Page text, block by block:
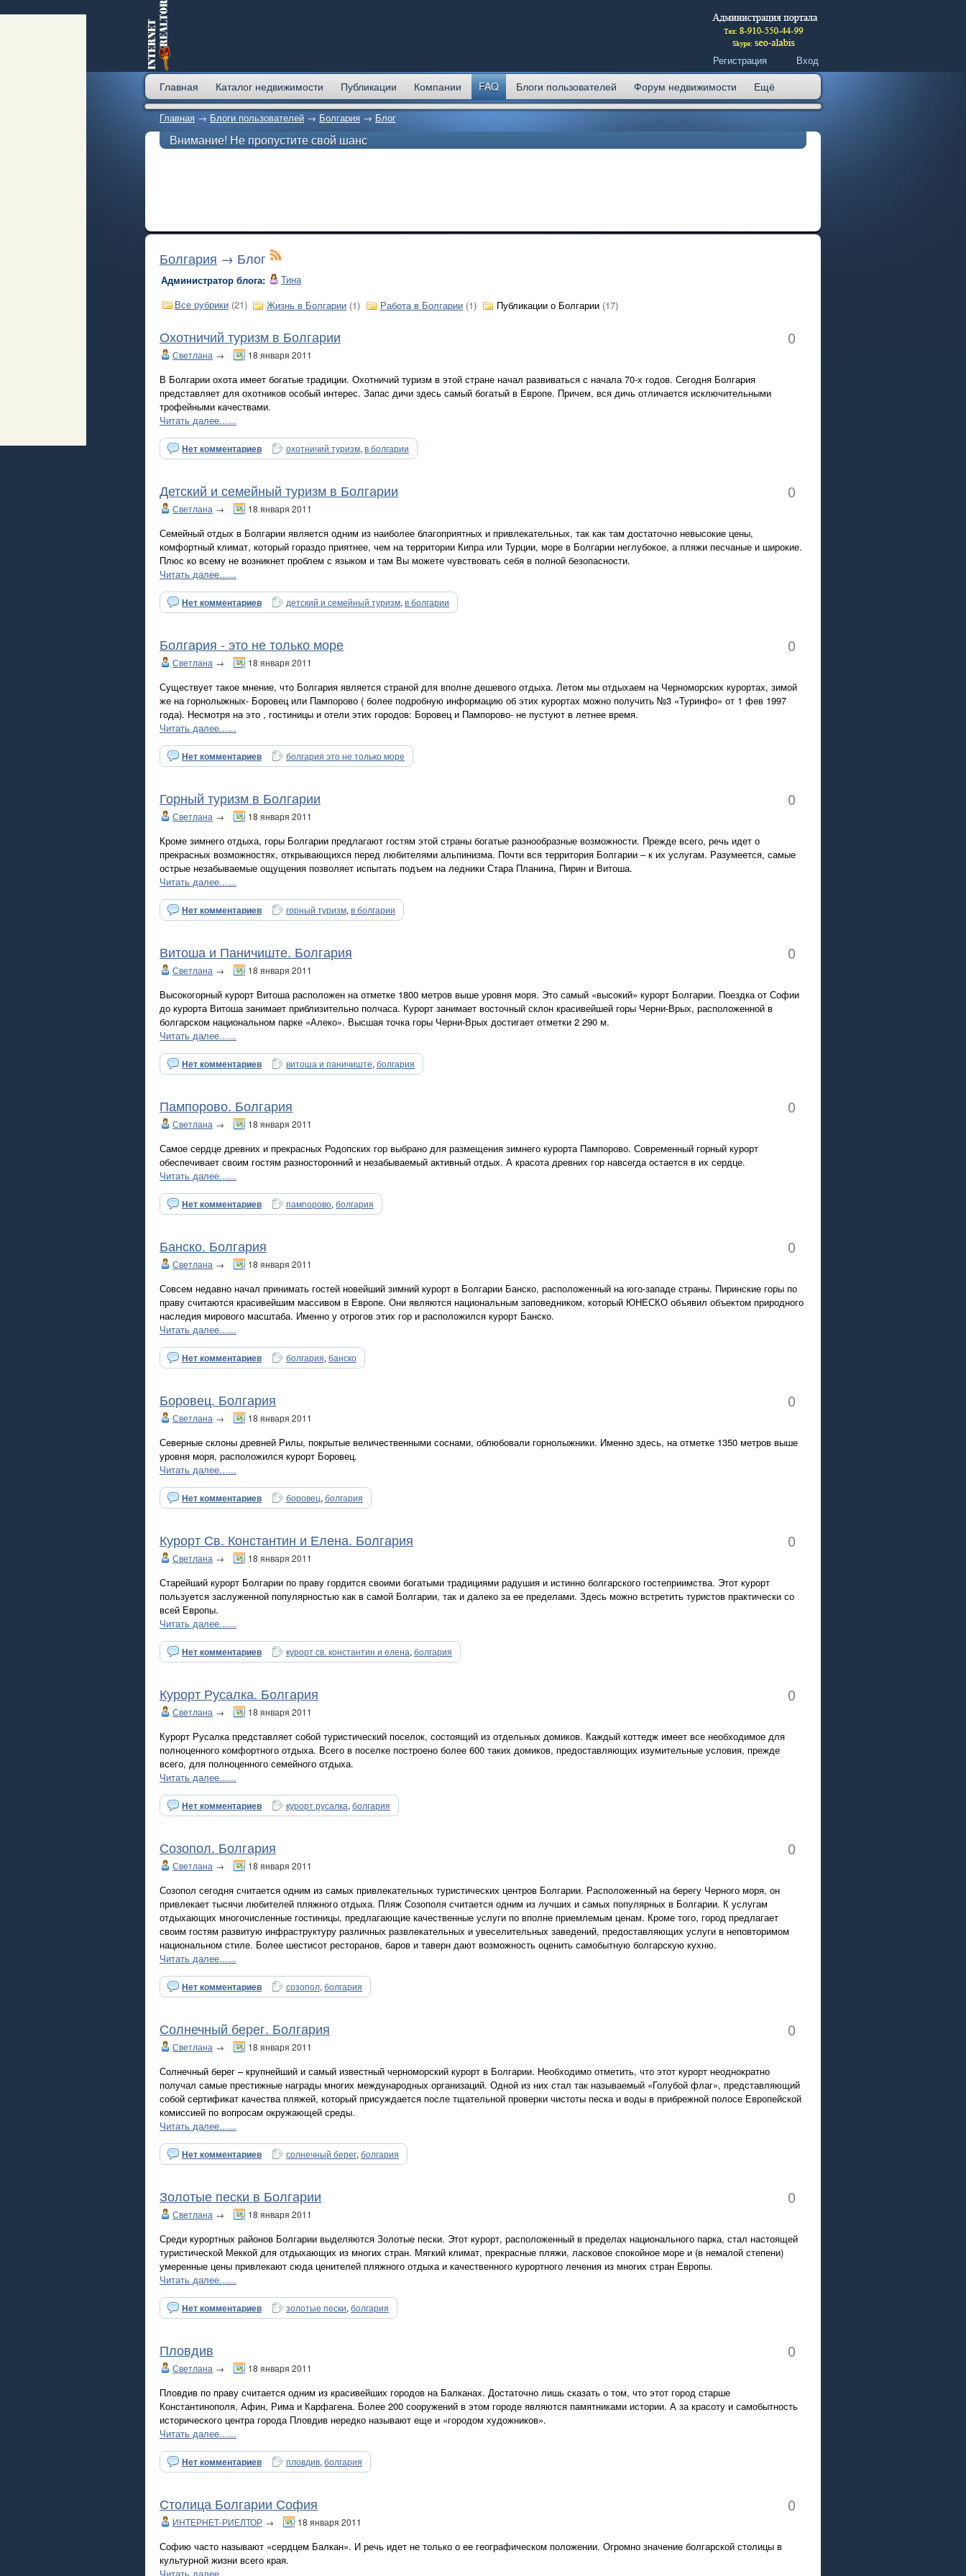
Регистрация Вход
Главная Каталог недвижимости Публикации Компании FAQ Блоги пользователей Форум недвижимости Ещё
Главная → Блоги пользователей → Болгария → Блог
Внимание! Не пропустите свой шанс
Болгария → Блог
Администратор блога:
Тина
Все рубрики (21) Жизнь в Болгарии (1) Работа в Болгарии (1) Публикации о Болгарии (17)
Охотничий туризм в Болгарии 0
Светлана → 18 января 2011
В Болгарии охота имеет богатые традиции. Охотничий туризм в этой стране начал развиваться с начала 70-х годов. Сегодня Болгария
представляет для охотников особый интерес. Запас дичи здесь самый богатый в Европе. Причем, вся дичь отличается исключительными
трофейными качествами.
Читать далее......
Нет комментариев охотничий туризм, в болгарии
Детский и семейный туризм в Болгарии 0
Светлана → 18 января 2011
Семейный отдых в Болгарии является одним из наиболее благоприятных и привлекательных, так как там достаточно невысокие цены,
комфортный климат, который гораздо приятнее, чем на территории Кипра или Турции, море в Болгарии неглубокое, а пляжи песчаные и широкие.
Плюс ко всему не возникнет проблем с языком и там Вы можете чувствовать себя в полной безопасности.
Читать далее......
Нет комментариев детский и семейный туризм, в болгарии
Болгария - это не только море 0
Светлана → 18 января 2011
Существует такое мнение, что Болгария является страной для вполне дешевого отдыха. Летом мы отдыхаем на Черноморских курортах, зимой
же на горнолыжных- Боровец или Пампорово ( более подробную информацию об этих курортах можно получить №3 «Туринфо» от 1 фев 1997
года). Несмотря на это , гостиницы и отели этих городов: Боровец и Пампорово- не пустуют в летнее время.
Читать далее......
Нет комментариев болгария это не только море
Горный туризм в Болгарии 0
Светлана → 18 января 2011
Кроме зимнего отдыха, горы Болгарии предлагают гостям этой страны богатые разнообразные возможности. Прежде всего, речь идет о
прекрасных возможностях, открывающихся перед любителями альпинизма. Почти вся территория Болгарии – к их услугам. Разумеется, самые
острые незабываемые ощущения позволяет испытать подъем на ледники Стара Планина, Пирин и Витоша.
Читать далее......
Нет комментариев горный туризм, в болгарии
Витоша и Паничиште. Болгария 0
Светлана → 18 января 2011
Высокогорный курорт Витоша расположен на отметке 1800 метров выше уровня моря. Это самый «высокий» курорт Болгарии. Поездка от Софии
до курорта Витоша занимает приблизительно полчаса. Курорт занимает восточный склон красивейшей горы Черни-Врых, расположенной в
болгарском национальном парке «Алеко». Высшая точка горы Черни-Врых достигает отметки 2 290 м.
Читать далее......
Нет комментариев витоша и паничиште, болгария
Пампорово. Болгария 0
Светлана → 18 января 2011
Самое сердце древних и прекрасных Родопских гор выбрано для размещения зимнего курорта Пампорово. Современный горный курорт
обеспечивает своим гостям разносторонний и незабываемый активный отдых. А красота древних гор навсегда остается в их сердце.
Читать далее......
Нет комментариев пампорово, болгария
Банско. Болгария 0
Светлана → 18 января 2011
Совсем недавно начал принимать гостей новейший зимний курорт в Болгарии Банско, расположенный на юго-западе страны. Пиринские горы по
праву считаются красивейшим массивом в Европе. Они являются национальным заповедником, который ЮНЕСКО объявил объектом природного
наследия мирового масштаба. Именно у отрогов этих гор и расположился курорт Банско.
Читать далее......
Нет комментариев болгария, банско
Боровец. Болгария 0
Светлана → 18 января 2011
Северные склоны древней Рилы, покрытые величественными соснами, облюбовали горнолыжники. Именно здесь, на отметке 1350 метров выше
уровня моря, расположился курорт Боровец.
Читать далее......
Нет комментариев боровец, болгария
Курорт Св. Константин и Елена. Болгария 0
Светлана → 18 января 2011
Старейший курорт Болгарии по праву гордится своими богатыми традициями радушия и истинно болгарского гостеприимства. Этот курорт
пользуется заслуженной популярностью как в самой Болгарии, так и далеко за ее пределами. Здесь можно встретить туристов практически со
всей Европы.
Читать далее......
Нет комментариев курорт св. константин и елена, болгария
Курорт Русалка. Болгария 0
Светлана → 18 января 2011
Курорт Русалка представляет собой туристический поселок, состоящий из отдельных домиков. Каждый коттедж имеет все необходимое для
полноценного комфортного отдыха. Всего в поселке построено более 600 таких домиков, предоставляющих изумительные условия, прежде
всего, для полноценного семейного отдыха.
Читать далее......
Нет комментариев курорт русалка, болгария
Созопол. Болгария 0
Светлана → 18 января 2011
Созопол сегодня считается одним из самых привлекательных туристических центров Болгарии. Расположенный на берегу Черного моря, он
привлекает тысячи любителей пляжного отдыха. Пляж Созополя считается одним из лучших и самых популярных в Болгарии. К услугам
отдыхающих многочисленные гостиницы, предлагающие качественные услуги по вполне приемлемым ценам. Кроме того, город предлагает
своим гостям развитую инфраструктуру различных развлекательных и увеселительных заведений, предоставляющих услуги в неповторимом
национальном стиле. Более шестисот ресторанов, баров и таверн дают возможность оценить самобытную болгарскую кухню.
Читать далее......
Нет комментариев созопол, болгария
Солнечный берег. Болгария 0
Светлана → 18 января 2011
Солнечный берег – крупнейший и самый известный черноморский курорт в Болгарии. Необходимо отметить, что этот курорт неоднократно
получал самые престижные награды многих международных организаций. Одной из них стал так называемый «Голубой флаг», представляющий
собой сертификат качества пляжей, который присуждается после тщательной проверки чистоты песка и воды в прибрежной полосе Европейской
комиссией по вопросам окружающей среды.
Читать далее......
Нет комментариев солнечный берег, болгария
Золотые пески в Болгарии 0
Светлана → 18 января 2011
Среди курортных районов Болгарии выделяются Золотые пески. Этот курорт, расположенный в пределах национального парка, стал настоящей
туристической Меккой для отдыхающих из многих стран. Мягкий климат, прекрасные пляжи, ласковое спокойное море и (в немалой степени)
умеренные цены привлекают сюда ценителей пляжного отдыха и качественного курортного лечения из многих стран Европы.
Читать далее......
Нет комментариев золотые пески, болгария
Пловдив 0
Светлана → 18 января 2011
Пловдив по праву считается одним из красивейших городов на Балканах. Достаточно лишь сказать о том, что этот город старше
Константинополя, Афин, Рима и Карфагена. Более 200 сооружений в этом городе являются памятниками истории. А за красоту и самобытность
исторического центра города Пловдив нередко называют еще и «городом художников».
Читать далее......
Нет комментариев пловдив, болгария
Столица Болгарии София 0
ИНТЕРНЕТ-РИЕЛТОР → 18 января 2011
Софию часто называют «сердцем Балкан». И речь идет не только о ее географическом положении. Огромно значение болгарской столицы в
культурной жизни всего края.